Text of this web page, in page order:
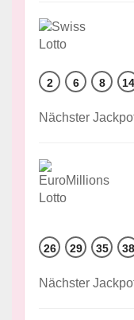
2 6 8 14
Nächster
26 29 35 38
Nächster